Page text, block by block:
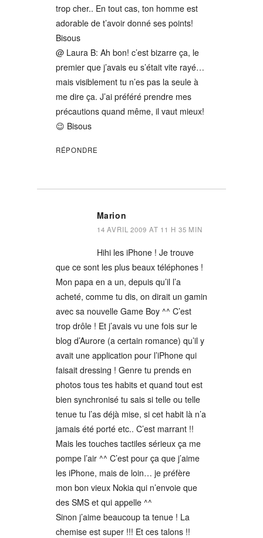
trop cher.. En tout cas, ton homme est
adorable de t’avoir donné ses points!
Bisous
@ Laura B: Ah bon! c’est bizarre ça, le
premier que j’avais eu s’était vite rayé…
mais visiblement tu n’es pas la seule à
me dire ça. J’ai préféré prendre mes
précautions quand même, il vaut mieux!
😉 Bisous
RÉPONDRE
Marion
14 AVRIL 2009 AT 11 H 35 MIN
Hihi les iPhone ! Je trouve
que ce sont les plus beaux téléphones !
Mon papa en a un, depuis qu’il l’a
acheté, comme tu dis, on dirait un gamin
avec sa nouvelle Game Boy ^^ C’est
trop drôle ! Et j’avais vu une fois sur le
blog d’Aurore (a certain romance) qu’il y
avait une application pour l’iPhone qui
faisait dressing ! Genre tu prends en
photos tous tes habits et quand tout est
bien synchronisé tu sais si telle ou telle
tenue tu l’as déjà mise, si cet habit là n’a
jamais été porté etc.. C’est marrant !!
Mais les touches tactiles sérieux ça me
pompe l’air ^^ C’est pour ça que j’aime
les iPhone, mais de loin… je préfère
mon bon vieux Nokia qui n’envoie que
des SMS et qui appelle ^^
Sinon j’aime beaucoup ta tenue ! La
chemise est super !!! Et ces talons !!